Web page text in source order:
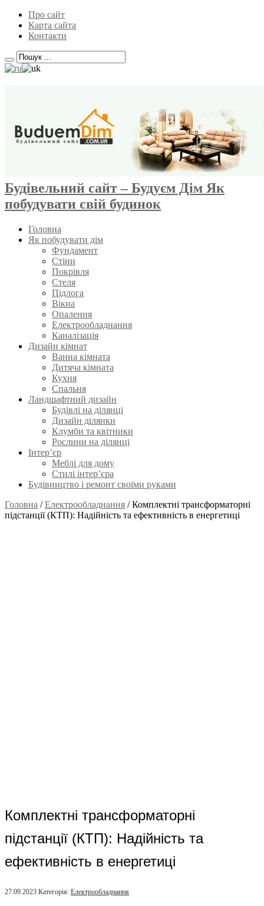
Про сайт
Карта сайта
Контакти
Будівельний сайт – Будуєм Дім Як
побудувати свій будинок
Головна
Як побудувати дім
Фундамент
Стіни
Покрівля
Стеля
Підлога
Вікна
Опалення
Електрообладнання
Каналізація
Дизайн кімнат
Ванна кімната
Дитяча кімната
Кухня
Спальня
Ландшафтний дизайн
Будівлі на ділянці
Дизайн ділянки
Клумби та квітники
Рослини на ділянці
Інтер’єр
Меблі для дому
Стилі інтер’єра
Будівництво і ремонт своїми руками
Головна /Електрообладнання /Комплектні трансформаторні
підстанції (КТП): Надійність та ефективність в енергетиці
Комплектні трансформаторні
підстанції (КТП): Надійність та
ефективність в енергетиці
27.09.2023 Категорія: Електрообладнання